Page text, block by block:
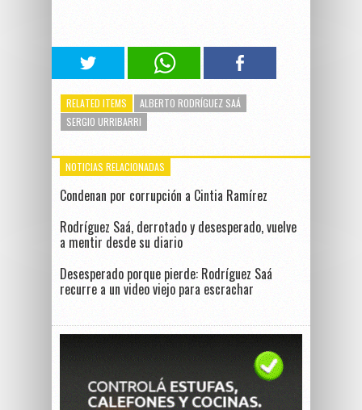
RELATED ITEMS
ALBERTO RODRÍGUEZ SAÁ
SERGIO URRIBARRI
NOTICIAS RELACIONADAS
Condenan por corrupción a Cintia Ramírez
Rodríguez Saá, derrotado y desesperado, vuelve
a mentir desde su diario
Desesperado porque pierde: Rodríguez Saá
recurre a un video viejo para escrachar